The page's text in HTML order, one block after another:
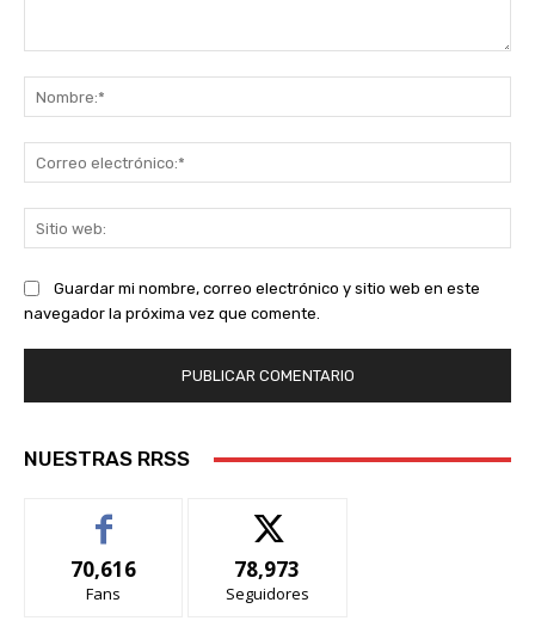
Guardar mi nombre, correo electrónico y sitio web en este
navegador la próxima vez que comente.
NUESTRAS RRSS
70,616
Fans
78,973
Seguidores